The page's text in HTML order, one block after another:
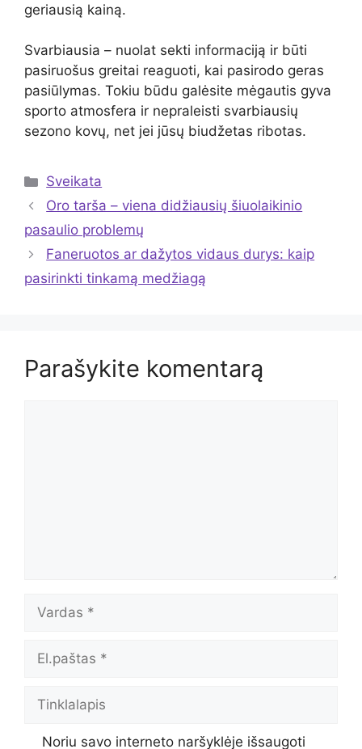
geriausią kainą.
Svarbiausia – nuolat sekti informaciją ir būti
pasiruošus greitai reaguoti, kai pasirodo geras
pasiūlymas. Tokiu būdu galėsite mėgautis gyva
sporto atmosfera ir nepraleisti svarbiausių
sezono kovų, net jei jūsų biudžetas ribotas.
Kategorijos
Sveikata
Oro tarša – viena didžiausių šiuolaikinio
pasaulio problemų
Faneruotos ar dažytos vidaus durys: kaip
pasirinkti tinkamą medžiagą
Parašykite komentarą
Vardas
El.paštas
Tinklalapis
Noriu savo interneto naršyklėje išsaugoti